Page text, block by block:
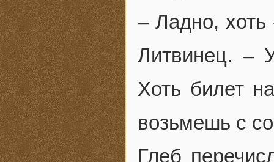
– Ладно,
Литвинец. –
Хоть билет
возьмешь с
Глеб